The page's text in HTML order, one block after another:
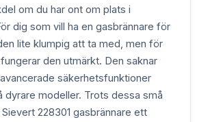
om du har ont om plats i
dig som vill ha en gasbrännare för
lite klumpig att ta med, men för
den utmärkt. Den saknar
säkerhetsfunktioner
dyrare modeller. Trots dessa små
228301 gasbrännare ett